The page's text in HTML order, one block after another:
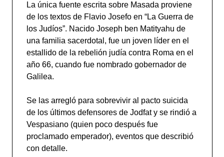
La única fuente escrita sobre Masada proviene
de los textos de Flavio Josefo en “La Guerra de
los Judíos”. Nacido Joseph ben Matityahu de
una familia sacerdotal, fue un joven líder en el
estallido de la rebelión judía contra Roma en el
año 66, cuando fue nombrado gobernador de
Galilea.
Se las arregló para sobrevivir al pacto suicida
de los últimos defensores de Jodfat y se rindió a
Vespasiano (quien poco después fue
proclamado emperador), eventos que describió
con detalle.